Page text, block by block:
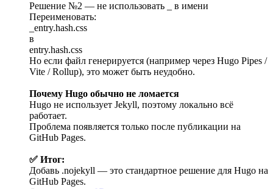
Решение №2 — не использовать _ в имени
Переименовать:
_entry.hash.css
в
entry.hash.css
Но если файл генерируется (например через Hugo Pipes /
Vite / Rollup), это может быть неудобно.
Почему Hugo обычно не ломается
Hugo не использует Jekyll, поэтому локально всё
работает.
Проблема появляется только после публикации на
GitHub Pages.
✅ Итог:
Добавь .nojekyll — это стандартное решение для Hugo на
GitHub Pages.